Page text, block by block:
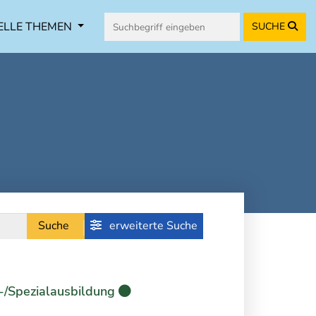
THEMEN SUCHE
Suche erweiterte Suche
Spezialausbildung